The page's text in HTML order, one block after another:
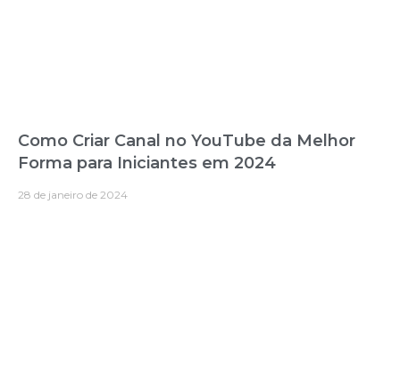
Como Criar Canal no YouTube da Melhor
Forma para Iniciantes em 2024
28 de janeiro de 2024